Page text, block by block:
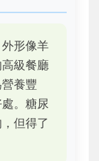
形像羊
級餐廳
養豐
。糖尿
但得了